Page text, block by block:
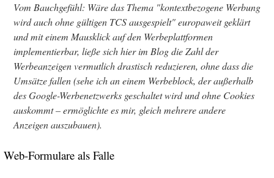
Vom Bauchgefühl: Wäre das Thema "kontextbezogene Werbung
wird auch ohne gültigen TCS ausgespielt" europaweit geklärt
und mit einem Mausklick auf den Werbeplattformen
implementierbar, ließe sich hier im Blog die Zahl der
Werbeanzeigen vermutlich drastisch reduzieren, ohne dass die
Umsätze fallen (sehe ich an einem Werbeblock, der außerhalb
des Google-Werbenetzwerks geschaltet wird und ohne Cookies
auskommt – ermöglichte es mir, gleich mehrere andere
Anzeigen auszubauen).
Web-Formulare als Falle